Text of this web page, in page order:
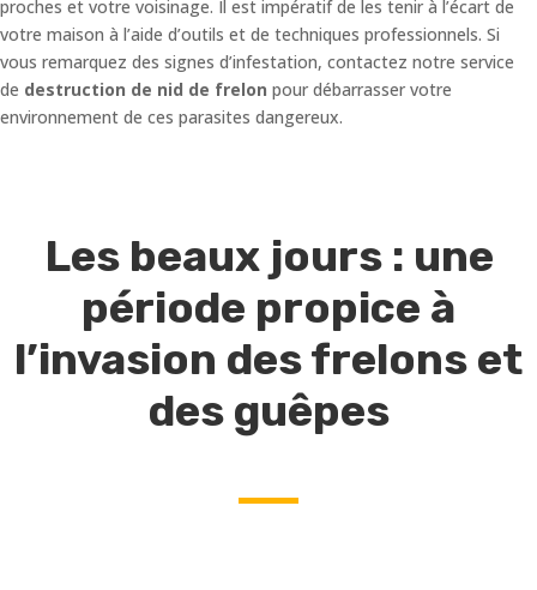
proches et votre voisinage. Il est impératif de les tenir à l’écart de
votre maison à l’aide d’outils et de techniques professionnels. Si
vous remarquez des signes d’infestation, contactez notre service
de destruction de nid de frelon pour débarrasser votre
environnement de ces parasites dangereux.
Les beaux jours : une
période propice à
l’invasion des frelons et
des guêpes